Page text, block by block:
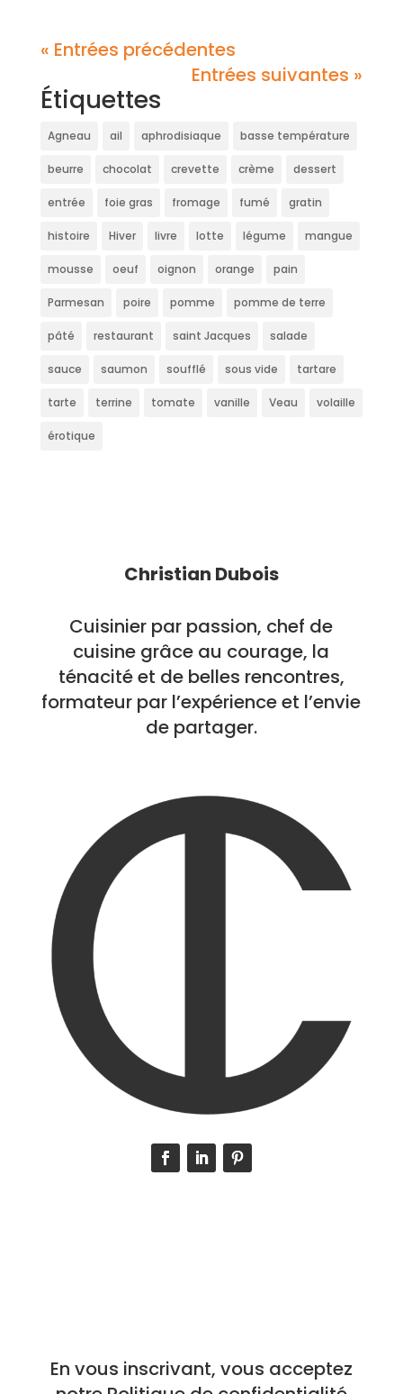
« Entrées précédentes
Entrées suivantes »
Étiquettes
Agneau ail aphrodisiaque basse température
beurre chocolat crevette crème dessert
entrée foie gras fromage fumé gratin
histoire Hiver livre lotte légume mangue
mousse oeuf oignon orange pain
Parmesan poire pomme pomme de terre
pâté restaurant saint Jacques salade
sauce saumon soufflé sous vide tartare
tarte terrine tomate vanille Veau volaille
érotique
Christian Dubois
Cuisinier par passion, chef de
cuisine grâce au courage, la
ténacité et de belles rencontres,
formateur par l’expérience et l’envie
de partager.
En vous inscrivant, vous acceptez